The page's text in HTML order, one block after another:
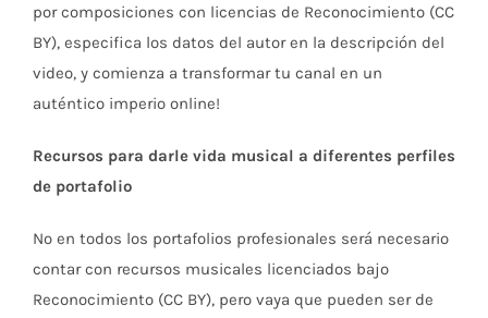
por composiciones con licencias de Reconocimiento (CC
BY), especifica los datos del autor en la descripción del
video, y comienza a transformar tu canal en un
auténtico imperio online!
Recursos para darle vida musical a diferentes perfiles
de portafolio
No en todos los portafolios profesionales será necesario
contar con recursos musicales licenciados bajo
Reconocimiento (CC BY), pero vaya que pueden ser de